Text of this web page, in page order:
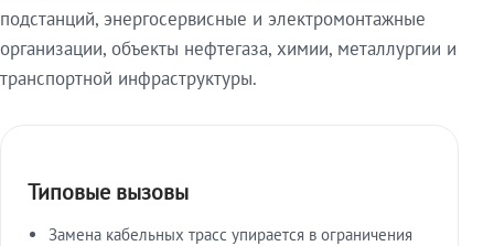
подстанций, энергосервисные и электромонтажные
организации, объекты нефтегаза, химии, металлургии и
транспортной инфраструктуры.
Типовые вызовы
Замена кабельных трасс упирается в ограничения